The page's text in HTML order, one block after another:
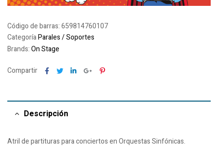
Código de barras:659814760107
CategoríaParales / Soportes
Brands:On Stage
Compartir Facebook
TwitterLinkedinGoogle+Pinterest
Descripción
Atril de partituras para conciertos en Orquestas Sinfónicas.